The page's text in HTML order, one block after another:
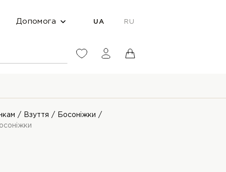
Допомога UA RU
Взуття
Босоніжки